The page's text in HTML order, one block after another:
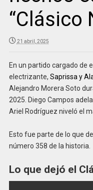
“Clásico
21 abril, 2025
En un partido cargado de
electrizante, Saprissa y
Alejandro Morera Soto
2025. Diego Campos
Ariel Rodríguez niveló el
Esto fue parte de lo que
número 358 de la historia.
Lo que dejó el